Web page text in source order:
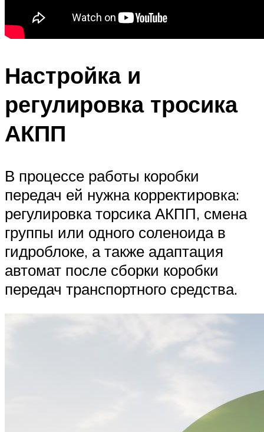
Настройка и
регулировка тросика
АКПП
В процессе работы коробки
передач ей нужна корректировка:
регулировка торсика АКПП, смена
группы или одного соленоида в
гидроблоке, а также адаптация
автомат после сборки коробки
передач транспортного средства.